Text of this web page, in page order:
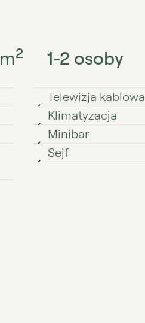
m2 1⁠⁠⁠⁠⁠⁠⁠⁠⁠-⁠⁠⁠⁠⁠⁠⁠⁠⁠2 osoby
Telewizja kablowa
Klimatyzacja
Minibar
Sejf